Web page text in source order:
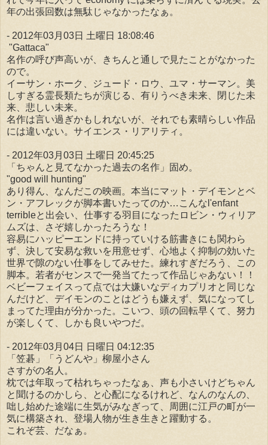
年の出張回数は無駄じゃなかったなぁ。
- 2012年03月03日 土曜日 18:08:46
"Gattaca"
名作の呼び声高いが、きちんと通しで見たことがなかった
ので。
イーサン・ホーク、ジュード・ロウ、ユマ・サーマン。美
しすぎる霊長類たちが演じる、有りうべき未来、閉じた未
来、悲しい未来。
名作は言い過ぎかもしれないが、それでも素晴らしい作品
には違いない。サイエンス・リアリティ。
- 2012年03月03日 土曜日 20:45:25
「ちゃんと見てなかった過去の名作」固め。
"good will hunting"
あり得ん、なんだこの映画。本当にマット・デイモンとベ
ン・アフレックが脚本書いたってのか…こんなl'enfant
terribleと出会い、仕事する羽目になったロビン・ウィリア
ムズは、さぞ嬉しかったろうな！
容易にハッピーエンドに持っていける筋書きにも関わら
ず、決して安易な救いを用意せず、心地よく抑制の効いた
世界で隙のない仕事をしてみせた。練れすぎだろう、この
脚本。若者がセンスで一発当てたって作品じゃあない！！
ベビーフェイスって点では大嫌いなディカプリオと同じな
んだけど、デイモンのことはどうも嫌えず、気になってし
まってた理由が分かった。こいつ、頭の回転早くて、努力
が楽しくて、しかも良いやつだ。
- 2012年03月04日 日曜日 04:12:35
「笠碁」「うどんや」柳屋小さん
さすがの名人。
枕では年取って枯れちゃったなぁ、声も小さいけどちゃん
と聞けるのかしら、と心配になるけれど、なんのなんの、
咄し始めた途端に生気がみなぎって、周囲に江戸の町が一
気に構築され、登場人物が生き生きと躍動する。
これぞ芸、だなぁ。